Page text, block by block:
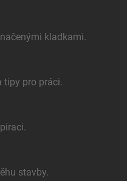
kladkami.
tipy pro práci.
stavby.